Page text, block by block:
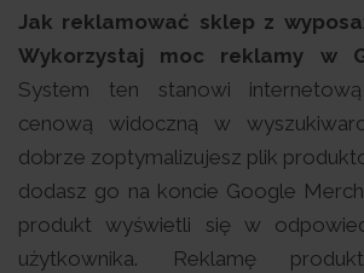
Jak reklamować sklep z
Wykorzystaj moc reklamy w
System ten stanowi
cenową widoczną w
dobrze zoptymalizujesz plik
dodasz go na koncie Google
produkt wyświetli się w
użytkownika. Reklamę